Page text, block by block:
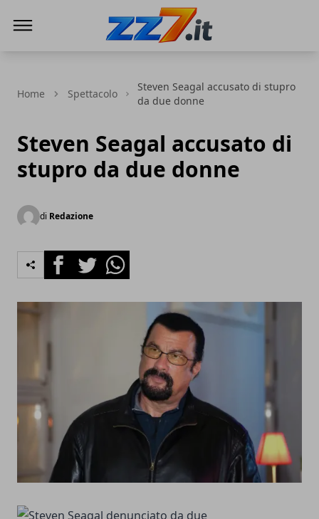
Home Spettacolo
Steven Seagal accusato di stupro
da due donne
Steven Seagal accusato di
stupro da due donne
di Redazione
FacebookTwitterWhatsapp